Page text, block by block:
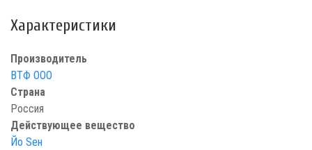
Характеристики
Производитель
ВТФ ООО
Страна
Россия
Действующее вещество
Йо Sен